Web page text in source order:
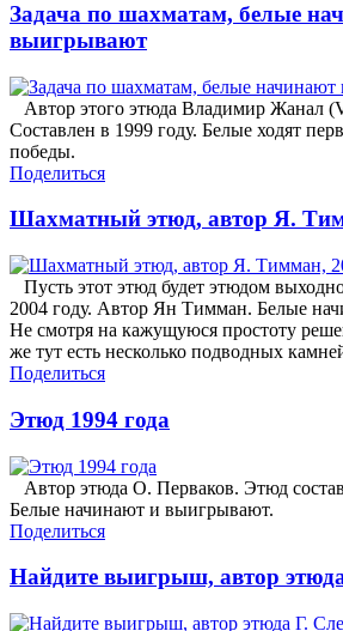
Задача по шахматам, белые
выигрывают
Автор этого этюда Владимир Жанал
Составлен в 1999 году. Белые ходят
победы.
Поделиться
Шахматный этюд, автор Я.
Пусть этот этюд будет этюдом
2004 году. Автор Ян Тимман. Белые
Не смотря на кажущуюся простоту
же тут есть несколько подводных
Поделиться
Этюд 1994 года
Автор этюда О. Перваков. Этюд
Белые начинают и выигрывают.
Поделиться
Найдите выигрыш, автор